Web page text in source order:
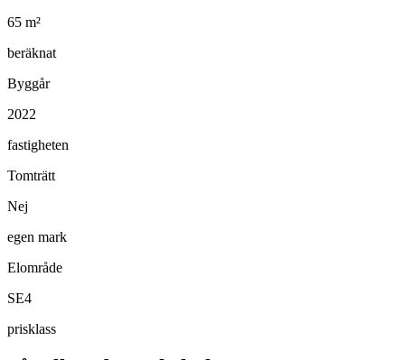
65 m²
beräknat
Byggår
2022
fastigheten
Tomträtt
Nej
egen mark
Elområde
SE4
prisklass